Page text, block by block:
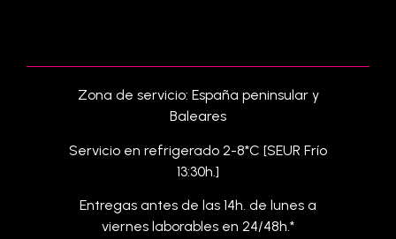
Zona de servicio: España peninsular y
Baleares
Servicio en refrigerado 2-8*C [SEUR Frío
13:30h.]
Entregas antes de las 14h. de lunes a
viernes laborables en 24/48h.*